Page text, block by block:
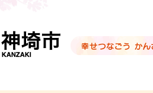
です。
ます
はここまでです。